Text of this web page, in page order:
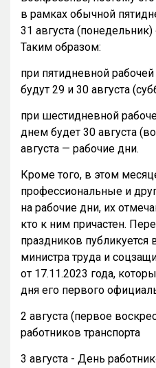
в рамках обычной
31 августа
Таким образом:
при пятидневной
будут 29 и 30 августа
при шестидневной
днем будет 30 августа
августа — рабочие дни.
Кроме того, в этом
профессиональные и
на рабочие дни, их
кто к ним причастен.
праздников публикуется
министра труда и
от 17.11.2023 года,
дня его первого
2 августа (первое
работников транспорта
3 августа - День